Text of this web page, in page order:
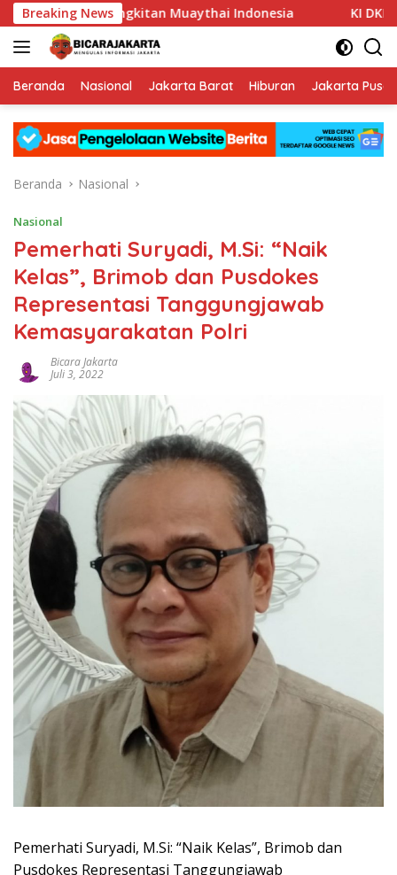
Langsung
ke
konten
Breaking News
Kebangkitan Muaythai Indonesia KI DKI Jakarta
Beranda Nasional Jakarta Barat Hiburan Jakarta Pusat
Beranda Nasional
Nasional
Pemerhati Suryadi, M.Si: “Naik
Kelas”, Brimob dan Pusdokes
Representasi Tanggungjawab
Kemasyarakatan Polri
Bicara Jakarta
Juli 3, 2022
Pemerhati Suryadi, M.Si: “Naik Kelas”, Brimob dan
Pusdokes Representasi Tanggungjawab